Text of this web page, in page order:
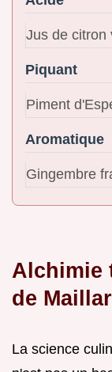
Jus de citron
Piquant
Piment
Aromatique
Gingembre
Alchimie
de
La science